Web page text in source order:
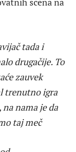
tada i
drugačije. To
zauvek
trenutno igra
nama je da
taj meč